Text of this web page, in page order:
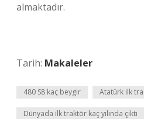
almaktadır.
Tarih: Makaleler
480 S8 kaç beygir Atatürk ilk
Dünyada ilk traktör kaç yılında çıktı